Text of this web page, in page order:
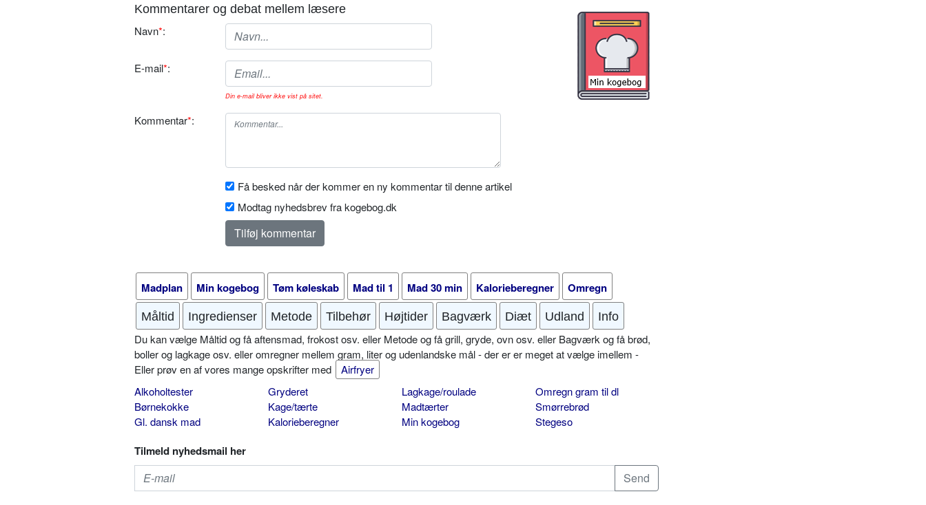
Kommentarer og debat mellem læsere
Navn*:
E-mail*:
Din e-mail bliver ikke vist på sitet.
Kommentar*:
Få besked når der kommer en ny kommentar til denne artikel
Modtag nyhedsbrev fra kogebog.dk
Madplan Min kogebog Tøm køleskab Mad til 1 Mad 30 min Kalorieberegner Omregn
Måltid Ingredienser Metode Tilbehør Højtider Bagværk Diæt Udland Info
Du kan vælge Måltid og få aftensmad, frokost osv. eller Metode og få grill, gryde, ovn osv. eller Bagværk og få brød,
boller og lagkage osv. eller omregner mellem gram, liter og udenlandske mål - der er er meget at vælge imellem -
Eller prøv en af vores mange opskrifter med
Airfryer
Alkoholtester
Børnekokke
Gl. dansk mad
Gryderet
Kage/tærte
Kalorieberegner
Lagkage/roulade
Madtærter
Min kogebog
Omregn gram til dl
Smørrebrød
Stegeso
Tilmeld nyhedsmail her